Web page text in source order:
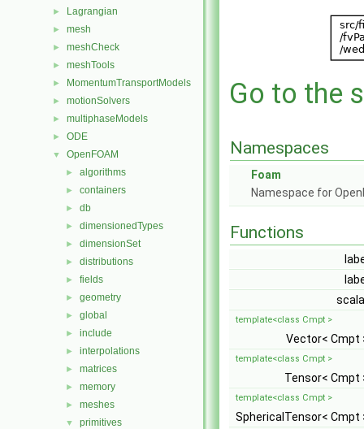
► Lagrangian
► mesh
► meshCheck
► meshTools
► MomentumTransportModels
► motionSolvers
► multiphaseModels
► ODE
▼ OpenFOAM
► algorithms
► containers
► db
► dimensionedTypes
► dimensionSet
► distributions
► fields
► geometry
► global
► include
► interpolations
► matrices
► memory
► meshes
▼ primitives
Go to the
Namespaces
Foam
Namespace for
Functions
template<class Cmpt >
Vector< Cmpt
template<class Cmpt >
Tensor< Cmpt
template<class Cmpt >
SphericalTensor< Cmpt